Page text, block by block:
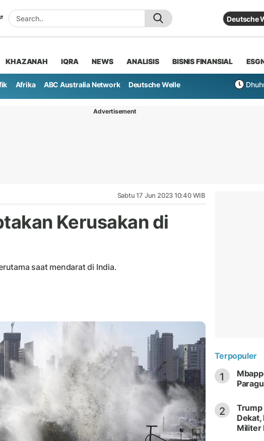
Deutsche
KHAZANAH IQRA NEWS ANALISIS BISNIS FINANSIAL
Afrika ABC Australia Network Deutsche Welle
Advertisement
Sabtu 17 Jun 2023 10:40 WIB
Kerusakan di
saat mendarat di India.
Terpopuler
1
2
Trump
Dekat,
Militer